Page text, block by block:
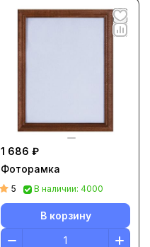
1 686 ₽
Фоторамка
5 В наличии: 4000
В корзину